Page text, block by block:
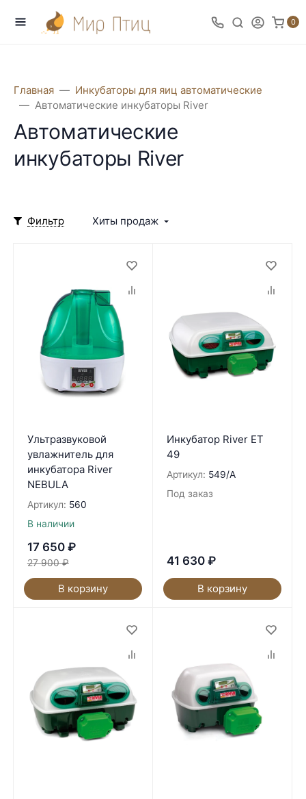
0
Главная
Инкубаторы для яиц автоматические
Автоматические инкубаторы River
Автоматические
инкубаторы River
Фильтр Хиты продаж
Ультразвуковой
увлажнитель для
инкубатора River
NEBULA
Артикул: 560
В наличии
17 650 ₽
27 900 ₽
В корзину
Инкубатор River ET
49
Артикул: 549/A
Под заказ
41 630 ₽
В корзину